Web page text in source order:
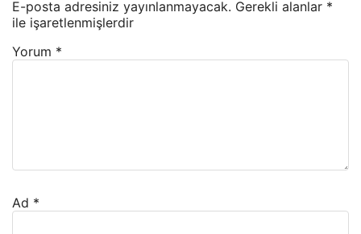
E-posta adresiniz yayınlanmayacak. Gerekli alanlar *
ile işaretlenmişlerdir
Yorum *
Ad *